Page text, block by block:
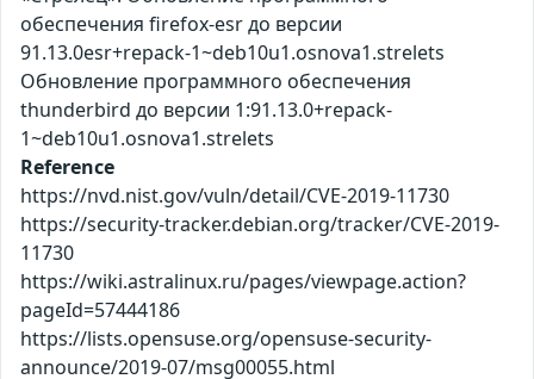
обеспечения firefox-esr до версии
91.13.0esr+repack-1~deb10u1.osnova1.strelets
Обновление программного обеспечения
thunderbird до версии 1:91.13.0+repack-
1~deb10u1.osnova1.strelets
Reference
https://nvd.nist.gov/vuln/detail/CVE-2019-11730
https://security-tracker.debian.org/tracker/CVE-2019-
11730
https://wiki.astralinux.ru/pages/viewpage.action?
pageId=57444186
https://lists.opensuse.org/opensuse-security-
announce/2019-07/msg00055.html